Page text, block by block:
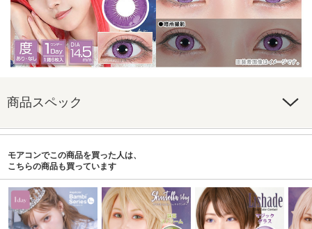
商品スペック
モアコンでこの商品を買った人は、
こちらの商品も買っています